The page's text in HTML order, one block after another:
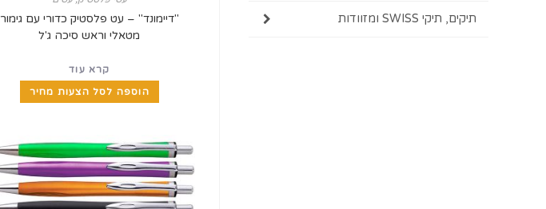
"דיימונד" – עט פלסטיק כדורי עם גימור
מטאלי וראש סיכה ג'ל
קרא עוד
הוספה לסל הצעות מחיר
תיקים, תיקי SWISS ומזוודות